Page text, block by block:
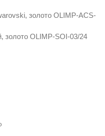
золото OLIMP-ACS-
золото OLIMP-SOI-03/24